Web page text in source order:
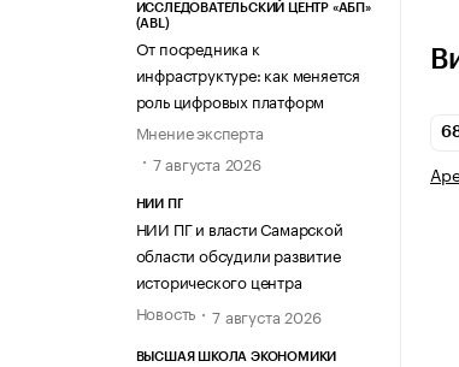
ИССЛЕДОВАТЕЛЬСКИЙ ЦЕНТР «АБП»
(ABL)
От посредника к
инфраструктуре: как меняется
роль цифровых платформ
Мнение эксперта
7 августа 2026
НИИ ПГ
НИИ ПГ и власти Самарской
области обсудили развитие
исторического центра
Новость
7 августа 2026
ВЫСШАЯ ШКОЛА ЭКОНОМИКИ